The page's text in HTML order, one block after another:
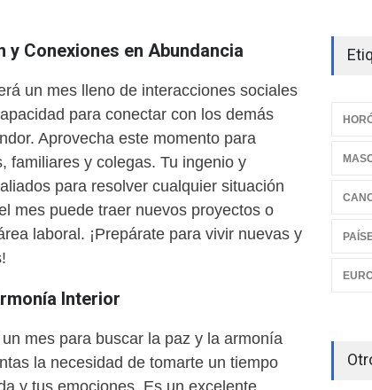
y Conexiones en Abundancia
un mes lleno de interacciones sociales
para conectar con los demás
Aprovecha este momento para
familiares y colegas. Tu ingenio y
para resolver cualquier situación
mes puede traer nuevos proyectos o
laboral. ¡Prepárate para vivir nuevas y
Interior
mes para buscar la paz y la armonía
la necesidad de tomarte un tiempo